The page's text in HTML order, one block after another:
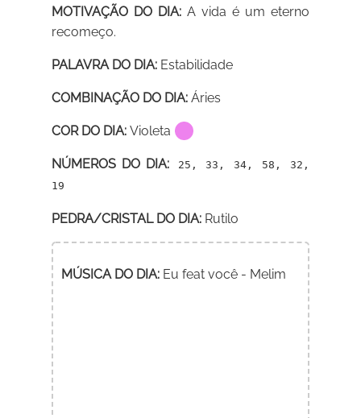
MOTIVAÇÃO DO DIA: A vida é um eterno
recomeço.
PALAVRA DO DIA: Estabilidade
COMBINAÇÃO DO DIA: Áries
COR DO DIA: Violeta
NÚMEROS DO DIA:25, 33, 34, 58, 32,
19
PEDRA/CRISTAL DO DIA: Rutilo
MÚSICA DO DIA: Eu feat você - Melim